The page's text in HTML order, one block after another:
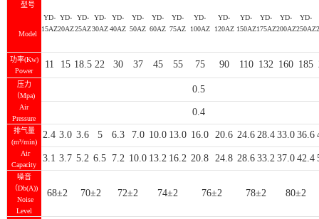
型号
Model
YD-
15AZ
YD-
20AZ
YD-
25AZ
YD-
30AZ
YD-
40AZ
YD-
50AZ
YD-
60AZ
YD-
75AZ
YD-
100AZ
YD-
120AZ
YD-
150AZ
YD-
175AZ
YD-
200AZ
YD-
250AZ
功率(Kw)
Power
11 15 18.5 22 30 37 45 55 75 90 110 132 160 185
压力
（Mpa)
Air
Pressure
0.5
0.4
排气量
(m³/min)
Air
Capacity
2.4 3.0 3.6 5 6.3 7.0 10.0 13.0 16.0 20.6 24.6 28.4 33.0 36.6
3.1 3.7 5.2 6.5 7.2 10.0 13.2 16.2 20.8 24.8 28.6 33.2 37.0 42.4
噪音
（Db(A))
Noise
Level
68±2 70±2 72±2 74±2 76±2 78±2 80±2